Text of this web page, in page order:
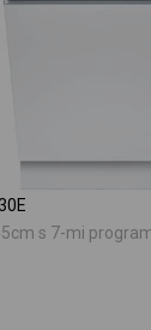
s 7-mi